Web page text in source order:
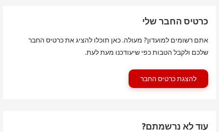
כרטיס החבר שלי
אתם רשומים למועדון? מעולה. כאן תוכלו להציג את כרטיס החבר
שלכם ולקבל הטבות כפי שיעודכנו מעת לעת.
להצגת כרטיס החבר
עוד לא נרשמתם?